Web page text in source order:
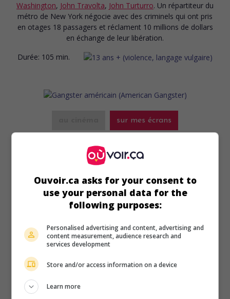
Washington, John Travolta, John Turturro. Un répartiteur du
métro de New York négocie avec des criminels qui ont pris
en otages 18 passagers et réclament 10 millions de dollars
en échange de leur libération.
Durée: 105 min.
sur mes écrans
V.O.: American Gangster
É.-U. 2007. Drame policier
Washington,Russell Crowe,Josh Brolin. Dans les années
1970 à New York, un policier tente de démanteler l'empire
d'un trafiquant de drogue afro-américain.
Ouvoir.ca asks for your consent to
use your personal data for the
following purposes:
Personalised advertising and content, advertising and
content measurement, audience research and
services development
Store and/or access information on a device
Learn more